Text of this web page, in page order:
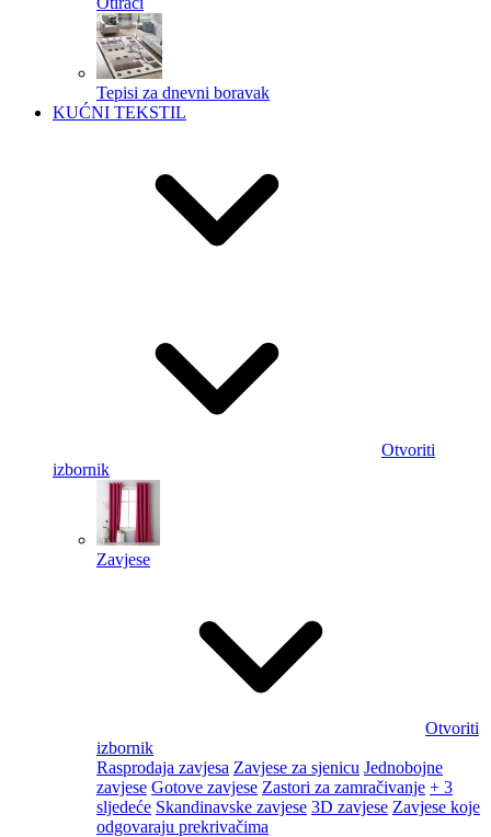
Tepisi za dnevni boravak
KUĆNI TEKSTIL
Otvoriti
izbornik
Zavjese
Otvoriti
izbornik
Rasprodaja zavjesa Zavjese za sjenicu Jednobojne
zavjese Gotove zavjese Zastori za zamračivanje + 3
sljedeće Skandinavske zavjese 3D zavjese Zavjese koje
odgovaraju prekrivačima